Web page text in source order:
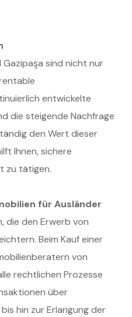
Gazipaşa sind nicht nur
entwickelte
die steigende Nachfrage
den Wert dieser
Ihnen, sichere
zu tätigen.
für Ausländer
die den Erwerb von
Beim Kauf einer
von
rechtlichen Prozesse
über
hin zur Erlangung der